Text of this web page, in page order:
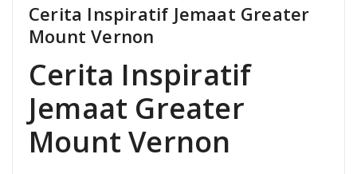
Cerita Inspiratif Jemaat Greater
Mount Vernon
Cerita Inspiratif
Jemaat Greater
Mount Vernon